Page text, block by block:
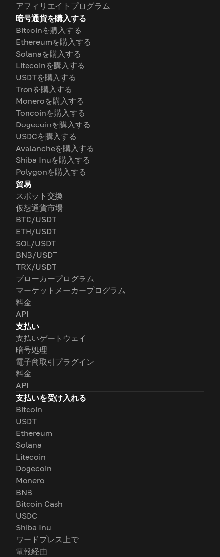
アフィリエイトプログラム
暗号通貨を購入する
Bitcoinを購入する
Ethereumを購入する
Solanaを購入する
Litecoinを購入する
USDTを購入する
Tronを購入する
Moneroを購入する
Toncoinを購入する
Dogecoinを購入する
USDCを購入する
Avalancheを購入する
Shiba Inuを購入する
Polygonを購入する
貿易
スポット交換
仮想通貨市場
BTC/USDT
ETH/USDT
SOL/USDT
BNB/USDT
TRX/USDT
ブローカープログラム
マーケットメーカープログラム
料金
API
支払い
支払いゲートウェイ
暗号処理
電子商取引プラグイン
料金
API
支払いを受け入れる
Bitcoin
USDT
Ethereum
Solana
Litecoin
Dogecoin
Monero
BNB
Bitcoin Cash
USDC
Shiba Inu
ワードプレス上で
電報経由